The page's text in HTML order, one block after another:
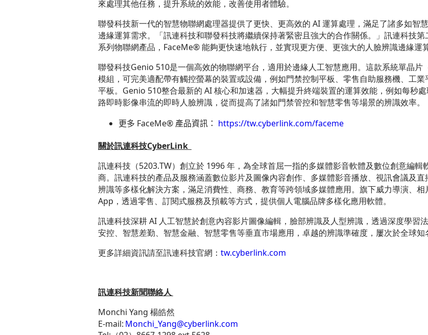
來處理其他任務，提升系統的效能，改善使用者體驗。
聯發科技新一代的智慧物聯網處理器提供了更快、更高效的 AI 運算處理，滿足了諸多如智
邊緣運算需求。「訊連科技和聯發科技將繼續保持著緊密且強大的合作關係。」訊連科技
系列物聯網產品，FaceMe® 能夠更快速地執行，並實現更方便、更強大的人臉辨識邊緣運
聯發科技Genio 510是一個高效的物聯網平台，適用於邊緣人工智慧應用。這款系統單晶片
模組，可完美適配帶有觸控螢幕的裝置或設備，例如門禁控制平板、零售自助服務機、工
平板。Genio 510整合最新的 AI 核心和加速器，大幅提升終端裝置的運算效能，例如每秒
路即時影像串流的即時人臉辨識，從而提高了諸如門禁管控和智慧零售等場景的辨識效率。
更多 FaceMe® 產品資訊： https://tw.cyberlink.com/faceme
關於訊連科技CyberLink
訊連科技（5203.TW）創立於 1996 年，為全球首屈一指的多媒體影音軟體及數位創意編
商。訊連科技的產品及服務涵蓋數位影片及圖像內容創作、多媒體影音播放、視訊會議及
辨識等多樣化解決方案，滿足消費性、商務、教育等跨領域多媒體應用。旗下威力導演、
App，透過零售、訂閱式服務及預載等方式，提供個人電腦品牌多樣化應用軟體。
訊連科技深耕 AI 人工智慧於創意內容影片圖像編輯，臉部辨識及人型辨識，透過深度學習
安控、智慧差勤、智慧金融、智慧零售等垂直市場應用，卓越的辨識準確度，屢次於全球知
更多詳細資訊請至訊連科技官網： tw.cyberlink.com
訊連科技新聞聯絡人
Monchi Yang 楊皓然
E-mail: Monchi_Yang@cyberlink.com